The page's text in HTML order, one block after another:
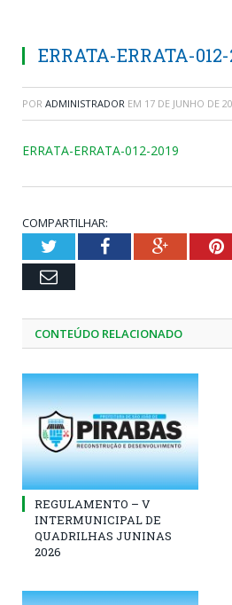
ERRATA-ERRATA-012-
POR ADMINISTRADOR EM 17 DE JUNHO DE
ERRATA-ERRATA-012-2019
COMPARTILHAR:
TwitterFacebookGoogle+
Email
CONTEÚDO RELACIONADO
REGULAMENTO – V
INTERMUNICIPAL DE
QUADRILHAS JUNINAS
2026